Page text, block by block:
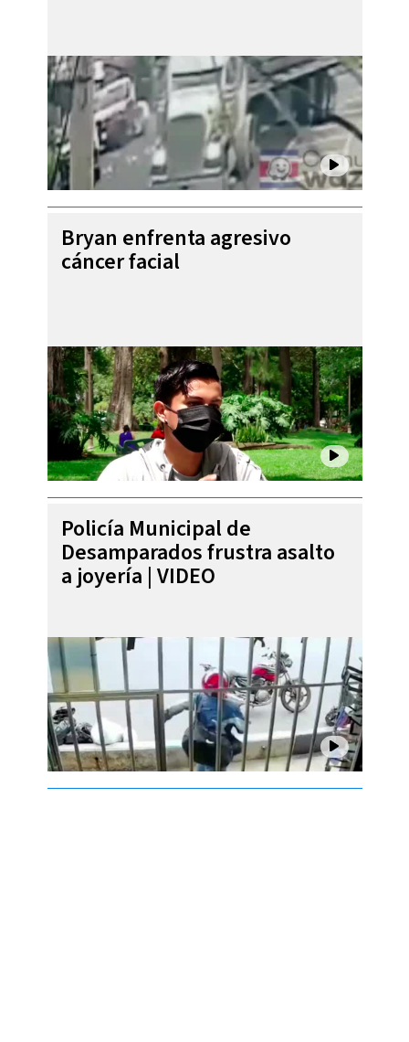
Bryan enfrenta agresivo
cáncer facial
Policía Municipal de
Desamparados frustra asalto
a joyería | VIDEO